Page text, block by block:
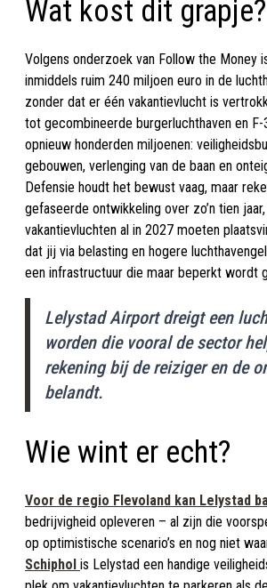
Wat kost dit grapje?
Volgens onderzoek van Follow the Money
inmiddels ruim 240 miljoen euro in de
zonder dat er één vakantievlucht is
tot gecombineerde burgerluchthaven en
opnieuw honderden miljoenen:
gebouwen, verlenging van de baan en
Defensie houdt het bewust vaag, maar
gefaseerde ontwikkeling over zo’n tien
vakantievluchten al in 2027 moeten
dat jij via belasting en hogere
een infrastructuur die maar beperkt wordt
Lelystad Airport dreigt een
worden die vooral de sector
rekening bij de reiziger en de
belandt.
Wie wint er echt?
Voor de regio Flevoland kan Lelystad
bedrijvigheid opleveren – al zijn die
op optimistische scenario’s en nog niet
Schiphol is Lelystad een handige